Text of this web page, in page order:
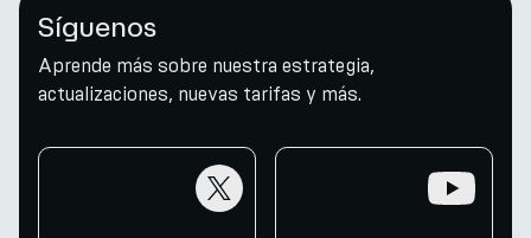
Síguenos
Aprende más sobre nuestra estrategia,
actualizaciones, nuevas tarifas y más.